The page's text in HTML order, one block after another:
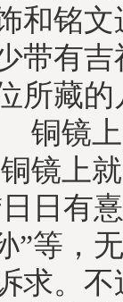
和铭
带有
所藏
镜上
上就
日有
”等，
求。